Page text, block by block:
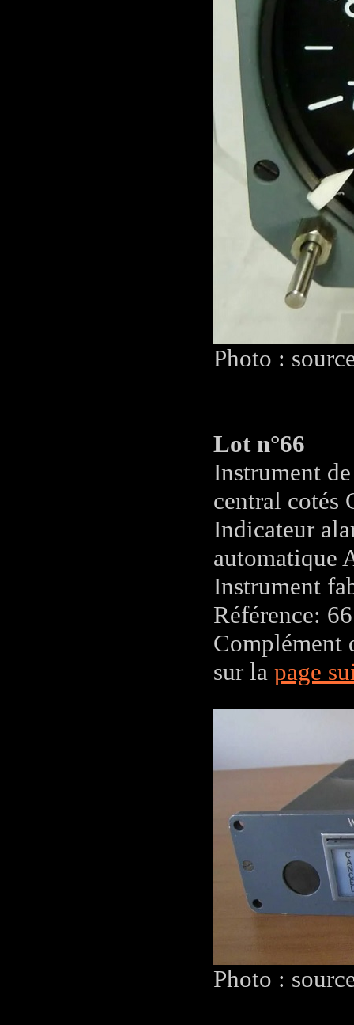
Photo :
Lot n°66
Instrument
central cotés
Indicateur
automatique
Instrument
Référence:
Complément
sur la page
Photo :